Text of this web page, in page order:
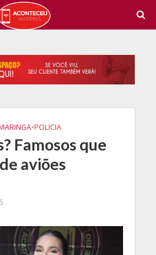
•POLICIA
Famosos que
aviões